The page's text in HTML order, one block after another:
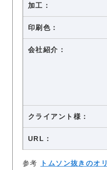
加工：
印刷色：
会社紹介：
クライアント様：
URL：
参考 トムソン抜きのオ